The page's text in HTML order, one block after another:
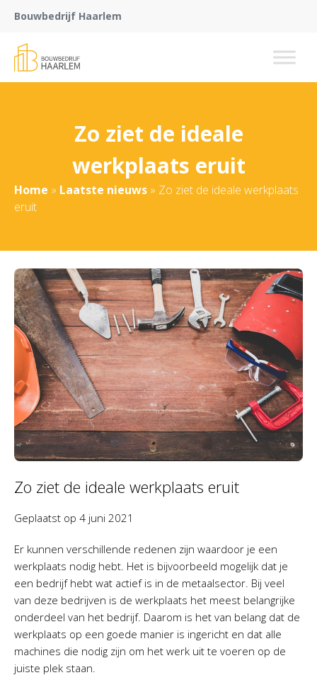
Bouwbedrijf Haarlem
Zo ziet de ideale
werkplaats eruit
Home » Laatste nieuws » Zo ziet de ideale werkplaats
eruit
Zo ziet de ideale werkplaats eruit
Geplaatst op 4 juni 2021
Er kunnen verschillende redenen zijn waardoor je een
werkplaats nodig hebt. Het is bijvoorbeeld mogelijk dat je
een bedrijf hebt wat actief is in de metaalsector. Bij veel
van deze bedrijven is de werkplaats het meest belangrijke
onderdeel van het bedrijf. Daarom is het van belang dat de
werkplaats op een goede manier is ingericht en dat alle
machines die nodig zijn om het werk uit te voeren op de
juiste plek staan.